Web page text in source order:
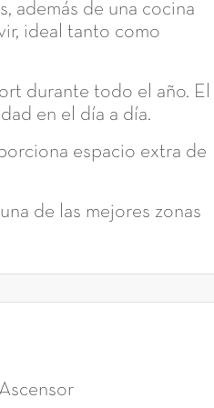
además de una cocina
ideal tanto como
durante todo el año. El
en el día a día.
espacio extra de
de las mejores zonas
Ascensor